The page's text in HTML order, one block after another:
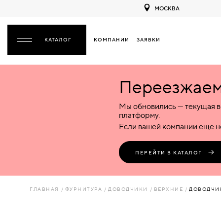
МОСКВА
КОМПАНИИ ЗАЯВКИ
НАЗАД
ПЛАСТИКОВЫЕ
Межкомнатные
Деревянные
Пластиковые
Комбинированные
Входные
Металлические
Пластиковые
Стеклянные
Комбинированные
Специализированные
Металлические
Пластиковые
Стеклянные
Комбинированные
Мы обновились — текущая
платформу.
Если вашей компании еще
ПЕРЕЙТИ В КАТАЛОГ
ГЛАВНАЯ ФУРНИТУРА ДОВОДЧИКИ ВЕРХНИЕ